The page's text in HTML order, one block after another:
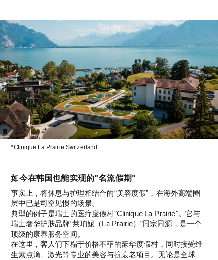
*Clinique La Prairie Switzerland
如今在韩国也能实现的"名流假期"
事实上，将休息与护理相结合的“美容度假”，在海外高端圈
层中已是司空见惯的场景。
典型的例子是瑞士的医疗度假村"Clinique La Prairie"。它与
瑞士奢华护肤品牌“莱珀妮（La Prairie）”同宗同源，是一个
顶级的康养服务空间。
在这里，客人们下榻于价格不菲的豪华度假村，同时接受维
生素点滴、激光等专业的美容与抗衰老项目。无论是全球